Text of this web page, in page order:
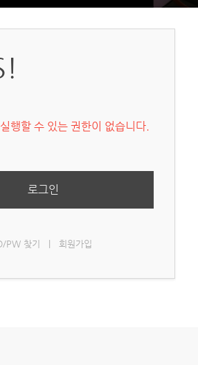
행할 수 있는 권한이 없습니다.
로그인
PW 찾기 회원가입